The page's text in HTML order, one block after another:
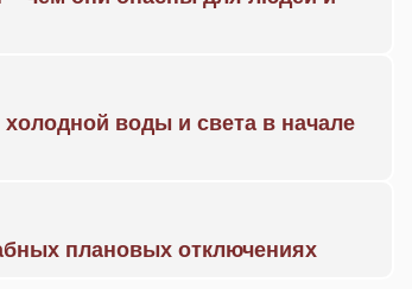
холодной воды и света в начале
плановых отключениях